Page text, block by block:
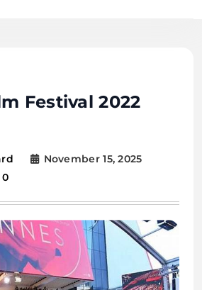
Festival 2022
November 15, 2025
0